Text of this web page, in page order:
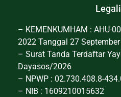
– KEMENKUMHAM : AHU-
2022 Tanggal 27
– Surat Tanda Terdaftar
Dayasos/2026
– NPWP : 02.730.408.8-
– NIB : 1609210015632